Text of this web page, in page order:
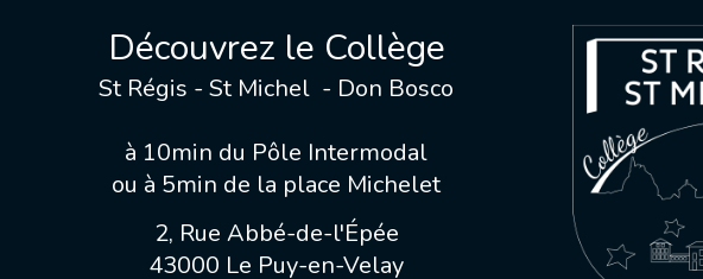
Découvrez le Collège
St Régis - St Michel - Don Bosco
à 10min du Pôle Intermodal
ou à 5min de la place Michelet
2, Rue Abbé-de-l'Épée
43000 Le Puy-en-Velay